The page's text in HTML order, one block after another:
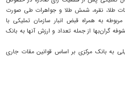
طلا، نقره، شمش طلا و جواهرات طی صورت
به همراه قبض انبار سازمان تملیکی با
گران‌بها از جمله تعداد و ارزش آنها به بانک
به بانک مرکزی بر اساس قوانین مقات جاری